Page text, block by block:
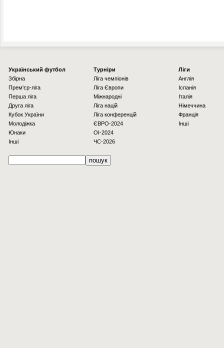
Українcький футбол
Збірна
Прем'єр-ліга
Перша ліга
Друга ліга
Кубок України
Молодіжка
Юнаки
Інші
Турніри
Ліга чемпіонів
Ліга Європи
Міжнародні
Ліга націй
Ліга конференцій
ЄВРО-2024
OI-2024
ЧС-2026
Ліги
Англія
Іспанія
Італія
Німеччина
Франція
Інші